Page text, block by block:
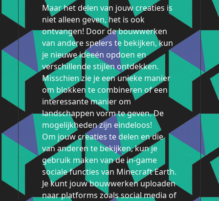
Maar het delen van jouw creaties is
niet alleen geven, het is ook
ontvangen! Door de bouwwerken
van andere spelers te bekijken, kun
je nieuwe ideeën opdoen en
verschillende stijlen ontdekken.
Misschien zie je een unieke manier
om blokken te combineren of een
interessante manier om
landschappen vorm te geven. De
mogelijkheden zijn eindeloos!
Om jouw creaties te delen en die
van anderen te bekijken, kun je
gebruik maken van de in-game
sociale functies van Minecraft Earth.
Je kunt jouw bouwwerken uploaden
naar platforms zoals social media of